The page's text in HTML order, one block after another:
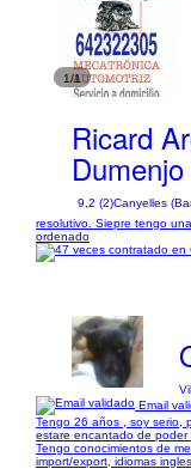
1/1
Ricard
Dumenjo
9,2 (2)Canyelles
resolutivo. Siepre tengo
ordenado
Email
Tengo 26 años , soy serio,
estare encantado de poder
Tengo conocimientos de
import/export, idiomas